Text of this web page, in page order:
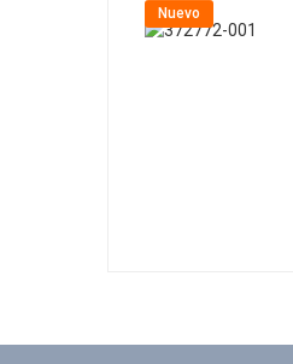
Nuevo